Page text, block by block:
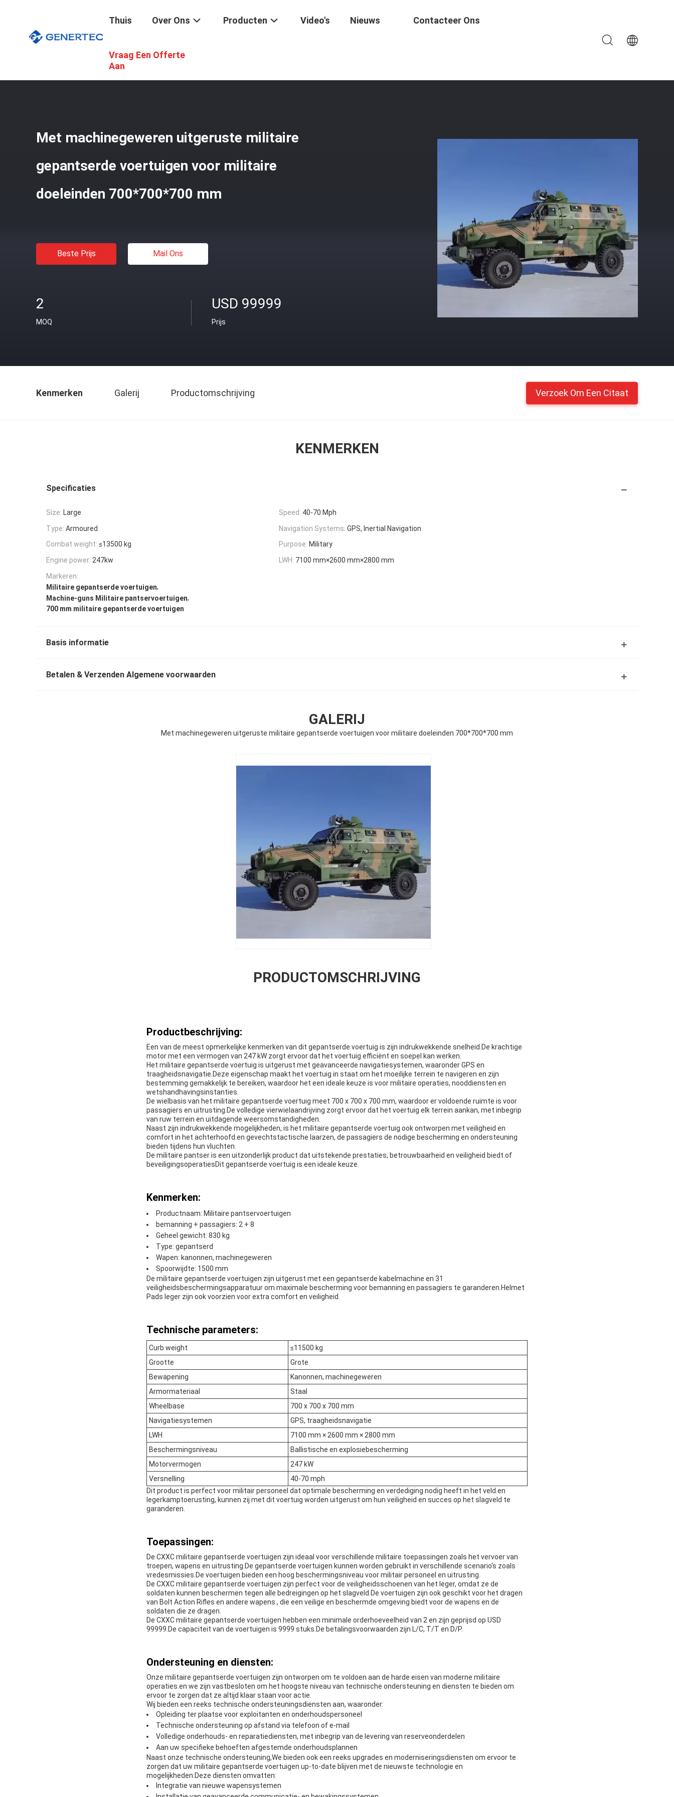
Thuis Over Ons Producten Video's Nieuws Contacteer Ons
Vraag Een Offerte
Aan
Militaire Gepantserde Voertuigen
Met machinegeweren uitgeruste militaire
gepantserde voertuigen voor militaire
doeleinden 700*700*700 mm
Beste Prijs Mail Ons
2
MOQ
USD 99999
Prijs
Kenmerken Galerij Productomschrijving Verzoek Om Een Citaat
KENMERKEN
Specificaties
Size: Large Speed: 40-70 Mph
Type: Armoured Navigation Systems: GPS, Inertial Navigation
Combat weight: ≤13500 kg Purpose: Military
Engine power: 247kw LWH: 7100 mm×2600 mm×2800 mm
Markeren:
Militaire gepantserde voertuigen,
Machine-guns Militaire pantservoertuigen,
700 mm militaire gepantserde voertuigen
Basis informatie
Betalen & Verzenden Algemene voorwaarden
GALERIJ
Met machinegeweren uitgeruste militaire gepantserde voertuigen voor militaire doeleinden 700*700*700 mm
PRODUCTOMSCHRIJVING
Productbeschrijving:
Een van de meest opmerkelijke kenmerken van dit gepantserde voertuig is zijn indrukwekkende snelheid.De krachtige
motor met een vermogen van 247 kW zorgt ervoor dat het voertuig efficiënt en soepel kan werken.
Het militaire gepantserde voertuig is uitgerust met geavanceerde navigatiesystemen, waaronder GPS en
traagheidsnavigatie.Deze eigenschap maakt het voertuig in staat om het moeilijke terrein te navigeren en zijn
bestemming gemakkelijk te bereiken, waardoor het een ideale keuze is voor militaire operaties, nooddiensten en
wetshandhavingsinstanties.
De wielbasis van het militaire gepantserde voertuig meet 700 x 700 x 700 mm, waardoor er voldoende ruimte is voor
passagiers en uitrusting.De volledige vierwielaandrijving zorgt ervoor dat het voertuig elk terrein aankan, met inbegrip
van ruw terrein en uitdagende weersomstandigheden.
Naast zijn indrukwekkende mogelijkheden, is het militaire gepantserde voertuig ook ontworpen met veiligheid en
comfort in het achterhoofd.en gevechtstactische laarzen, de passagiers de nodige bescherming en ondersteuning
bieden tijdens hun vluchten.
De militaire pantser is een uitzonderlijk product dat uitstekende prestaties, betrouwbaarheid en veiligheid biedt.of
beveiligingsoperatiesDit gepantserde voertuig is een ideale keuze.
Kenmerken:
Productnaam: Militaire pantservoertuigen
bemanning + passagiers: 2 + 8
Geheel gewicht: 830 kg
Type: gepantserd
Wapen: kanonnen, machinegeweren
Spoorwijdte: 1500 mm
De militaire gepantserde voertuigen zijn uitgerust met een gepantserde kabelmachine en 31
veiligheidsbeschermingsapparatuur om maximale bescherming voor bemanning en passagiers te garanderen.Helmet
Pads leger zijn ook voorzien voor extra comfort en veiligheid.
Technische parameters:
Curb weight
≤11500 kg
Grootte
Grote
Bewapening
Kanonnen, machinegeweren
Armormateriaal
Staal
Wheelbase
700 x 700 x 700 mm
Navigatiesystemen
GPS, traagheidsnavigatie
LWH
7100 mm × 2600 mm × 2800 mm
Beschermingsniveau
Ballistische en explosiebescherming
Motorvermogen
247 kW
Versnelling
40-70 mph
Dit product is perfect voor militair personeel dat optimale bescherming en verdediging nodig heeft in het veld.en
legerkamptoerusting, kunnen zij met dit voertuig worden uitgerust om hun veiligheid en succes op het slagveld te
garanderen.
Toepassingen:
De CXXC militaire gepantserde voertuigen zijn ideaal voor verschillende militaire toepassingen zoals het vervoer van
troepen, wapens en uitrusting.De gepantserde voertuigen kunnen worden gebruikt in verschillende scenario's zoals
vredesmissies.De voertuigen bieden een hoog beschermingsniveau voor militair personeel en uitrusting.
De CXXC militaire gepantserde voertuigen zijn perfect voor de veiligheidsschoenen van het leger, omdat ze de
soldaten kunnen beschermen tegen alle bedreigingen op het slagveld.De voertuigen zijn ook geschikt voor het dragen
van Bolt Action Rifles en andere wapens., die een veilige en beschermde omgeving biedt voor de wapens en de
soldaten die ze dragen.
De CXXC militaire gepantserde voertuigen hebben een minimale orderhoeveelheid van 2 en zijn geprijsd op USD
99999.De capaciteit van de voertuigen is 9999 stuks.De betalingsvoorwaarden zijn L/C, T/T en D/P.
Ondersteuning en diensten:
Onze militaire gepantserde voertuigen zijn ontworpen om te voldoen aan de harde eisen van moderne militaire
operaties.en we zijn vastbesloten om het hoogste niveau van technische ondersteuning en diensten te bieden om
ervoor te zorgen dat ze altijd klaar staan voor actie.
Wij bieden een reeks technische ondersteuningsdiensten aan, waaronder:
Opleiding ter plaatse voor exploitanten en onderhoudspersoneel
Technische ondersteuning op afstand via telefoon of e-mail
Volledige onderhouds- en reparatiediensten, met inbegrip van de levering van reserveonderdelen
Aan uw specifieke behoeften afgestemde onderhoudsplannen
Naast onze technische ondersteuning,We bieden ook een reeks upgrades en moderniseringsdiensten om ervoor te
zorgen dat uw militaire gepantserde voertuigen up-to-date blijven met de nieuwste technologie en
mogelijkheden.Deze diensten omvatten:
Integratie van nieuwe wapensystemen